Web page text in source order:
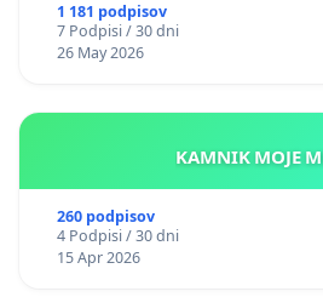
1 181 podpisov
7 Podpisi / 30 dni
26 May 2026
260 podpisov
4 Podpisi / 30 dni
15 Apr 2026